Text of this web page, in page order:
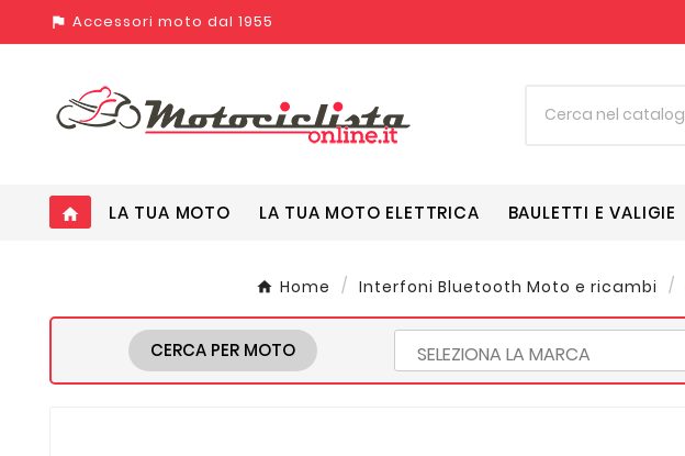
assistant_photo Accessori moto dal 1955
home LA TUA MOTO LA TUA MOTO ELETTRICA BAULETTI E VALIGIE
Home Interfoni Bluetooth Moto e ricambi
CERCA PER MOTO